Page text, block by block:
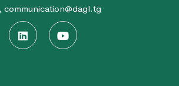
communication@dagl.tg